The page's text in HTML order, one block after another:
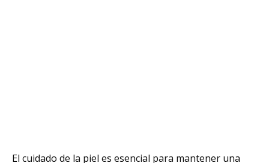
El cuidado de la piel es esencial para mantener una